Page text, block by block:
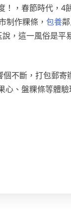
！，春節時代，4
制作粿條， 包養
，這一風俗是平
不斷，打包郵寄
心、盤粿條等體